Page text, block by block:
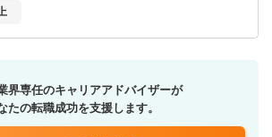
界専任のキャリアアドバイザーが
たの転職成功を支援します。